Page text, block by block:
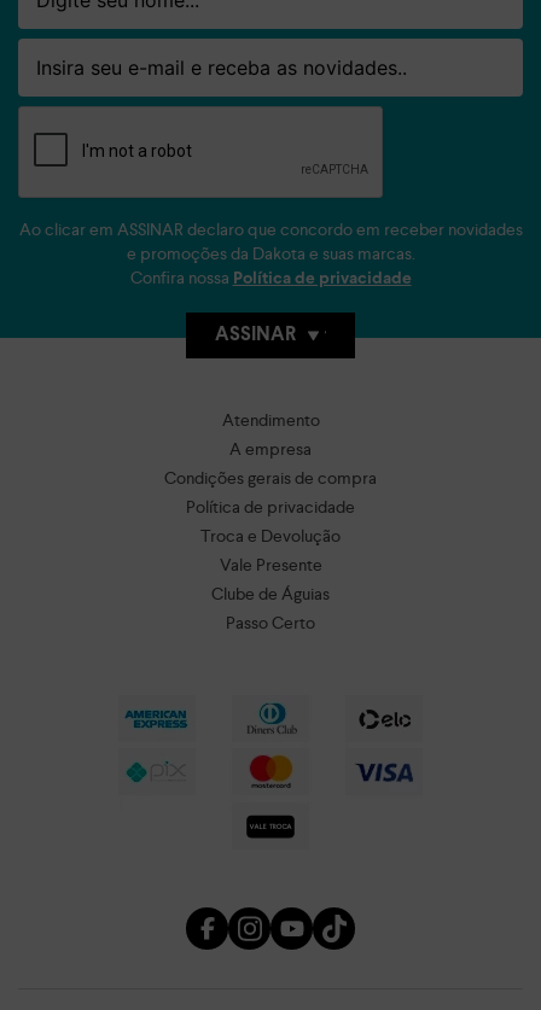
Email
Ao clicar em ASSINAR declaro que concordo em receber novidades
e promoções da Dakota e suas marcas.
Confira nossa Política de privacidade
ASSINAR
Atendimento
A empresa
Condições gerais de compra
Política de privacidade
Troca e Devolução
Vale Presente
Clube de Águias
Passo Certo